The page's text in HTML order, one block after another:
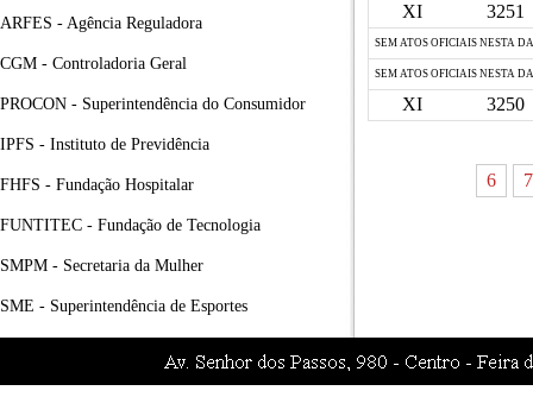
ARFES - Agência Reguladora
CGM - Controladoria Geral
PROCON - Superintendência do Consumidor
IPFS - Instituto de Previdência
FHFS - Fundação Hospitalar
FUNTITEC - Fundação de Tecnologia
SMPM - Secretaria da Mulher
SME - Superintendência de Esportes
XI
3251
SEM ATOS OFICIAIS NESTA
SEM ATOS OFICIAIS NESTA
XI 3250
6 7